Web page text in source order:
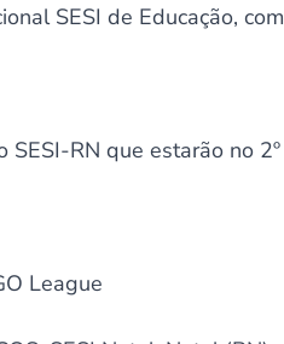
SESI de Educação,
SESI-RN que estarão no
League